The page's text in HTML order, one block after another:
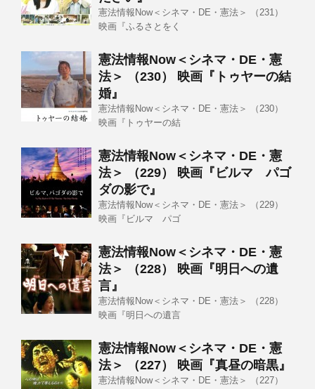
憲法情報Now＜シネマ・DE・憲法＞ （231）
映画『ふるさとをく
憲法情報Now＜シネマ・DE・憲
法＞ （230） 映画『トゥヤーの結
婚』
憲法情報Now＜シネマ・DE・憲法＞ （230）
映画『トゥヤーの結
憲法情報Now＜シネマ・DE・憲
法＞ （229） 映画『ビルマ パゴ
ダの影で』
憲法情報Now＜シネマ・DE・憲法＞ （229）
映画『ビルマ パゴ
憲法情報Now＜シネマ・DE・憲
法＞ （228） 映画『明日への遺
言』
憲法情報Now＜シネマ・DE・憲法＞ （228）
映画『明日への遺言
憲法情報Now＜シネマ・DE・憲
法＞ （227） 映画『真昼の暗黒』
憲法情報Now＜シネマ・DE・憲法＞ （227）